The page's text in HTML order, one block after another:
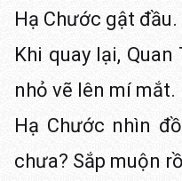
Hạ Chước gật đầu.
Khi quay lại,
nhỏ vẽ lên mí mắt.
Hạ Chước nhìn
chưa? Sắp muộn